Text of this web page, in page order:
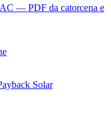
— PDF da catorcena e
Solar